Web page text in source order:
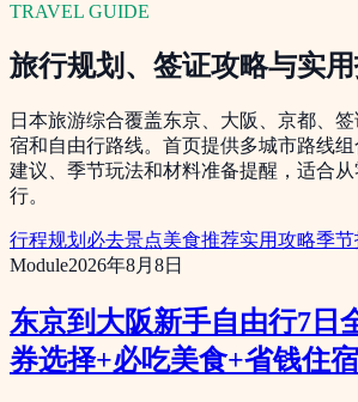
TRAVEL GUIDE
旅行规划、签证攻略与实
日本旅游综合覆盖东京、大阪、京都、
宿和自由行路线。首页提供多城市路线
建议、季节玩法和材料准备提醒，适合
行。
行程规划 必去景点美食推荐实用攻略季
Module2026年8月8日
东京到大阪新手自由行7日
券选择+必吃美食+省钱住